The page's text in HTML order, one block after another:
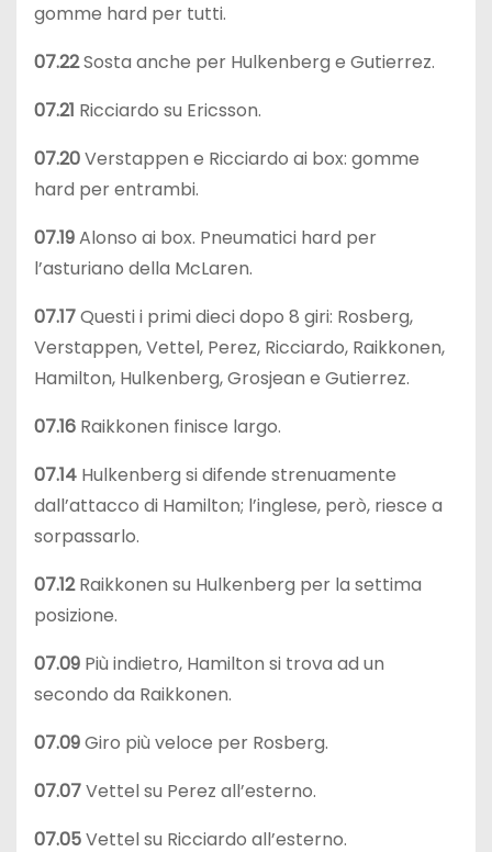
gomme hard per tutti.
07.22Sosta anche per Hulkenberg e Gutierrez.
07.21 Ricciardo su Ericsson.
07.20Verstappen e Ricciardo ai box: gomme
hard per entrambi.
07.19Alonso ai box. Pneumatici hard per
l’asturiano della McLaren.
07.17Questi i primi dieci dopo 8 giri: Rosberg,
Verstappen, Vettel, Perez, Ricciardo, Raikkonen,
Hamilton, Hulkenberg, Grosjean e Gutierrez.
07.16 Raikkonen finisce largo.
07.14 Hulkenberg si difende strenuamente
dall’attacco di Hamilton; l’inglese, però, riesce a
sorpassarlo.
07.12Raikkonen su Hulkenberg per la settima
posizione.
07.09 Più indietro, Hamilton si trova ad un
secondo da Raikkonen.
07.09Giro più veloce per Rosberg.
07.07Vettel su Perez all’esterno.
07.05Vettel su Ricciardo all’esterno.